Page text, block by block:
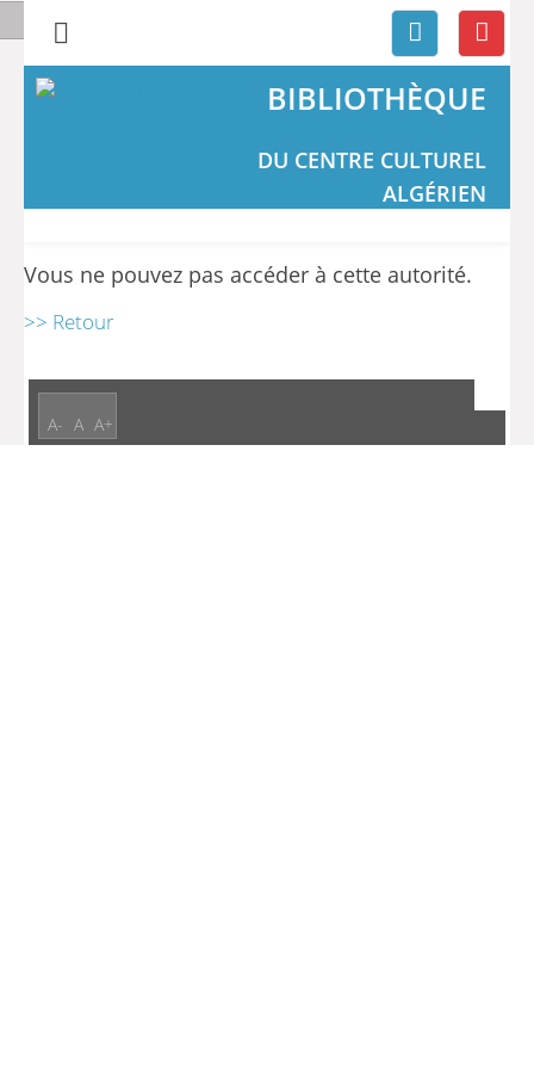
BIBLIOTHÈQUE
DU CENTRE CULTUREL
ALGÉRIEN
Vous ne pouvez pas accéder à cette autorité.
>> Retour
A- A A+